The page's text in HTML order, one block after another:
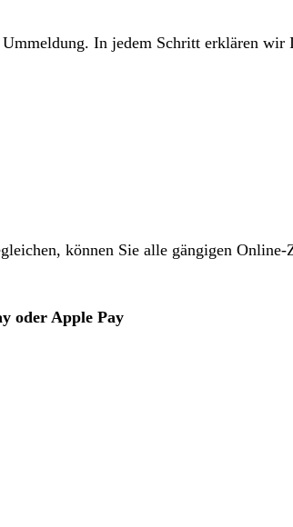
In jedem Schritt erklären wir
können Sie alle gängigen
oder Apple Pay